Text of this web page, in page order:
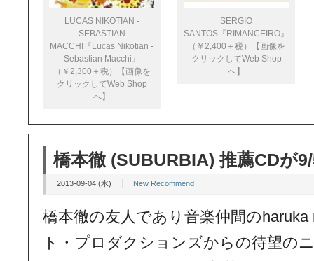
LUCAS NIKOTIAN -
SEBASTIAN
MACCHI『Lucas Nikotian -
Sebastian Macchi』
（￥2,300＋税）【画像を
クリックしてWeb Shop
へ】
SERGIO
SANTOS『RIMANCEIRO』
（￥2,400＋税）【画像を
クリックしてWeb Shop
へ】
橋本徹 (SUBURBIA) 推薦CDが
2013-09-04 (水) New Recommend
橋本徹の友人であり音楽仲間の
ト・プロダクションズからの待望の